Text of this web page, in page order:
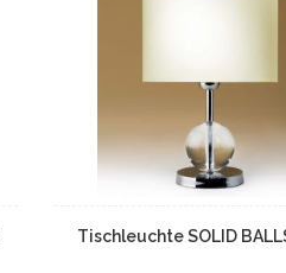
Tischleuchte SOLID